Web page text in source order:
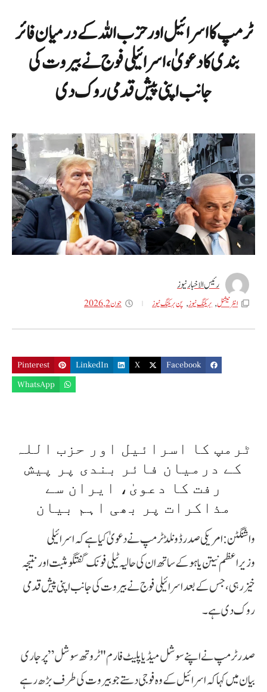
ٹرمپ کا اسرائیل اور حزب اللہ کے درمیان فائر
بندی کا دعویٰ، اسرائیلی فوج نے بیروت کی
جانب اپنی پیش قدمی روک دی
رئیس الاخبار نیوز
انٹر نیشنل, بریکنگ نیوز, پن بریکنگ نیوز جون 2, 2026
Facebook
X
LinkedIn
Pinterest
WhatsApp
ٹرمپ کا اسرائیل اور حزب اللہ
کے درمیان فائر بندی پر پیش
رفت کا دعویٰ، ایران سے
مذاکرات پر بھی اہم بیان
واشنگٹن: امریکی صدر ڈونلڈ ٹرمپ نے دعویٰ کیا ہے کہ اسرائیلی
وزیراعظم نیتن یاہو کے ساتھ ان کی حالیہ ٹیلی فونک گفتگو مثبت اور نتیجہ
خیز رہی، جس کے بعد اسرائیلی فوج نے بیروت کی جانب اپنی پیش قدمی
روک دی ہے۔
صدر ٹرمپ نے اپنے سوشل میڈیا پلیٹ فارم "ٹروتھ سوشل” پر جاری
بیان میں کہا کہ اسرائیل کے وہ فوجی دستے جو بیروت کی طرف بڑھ رہے